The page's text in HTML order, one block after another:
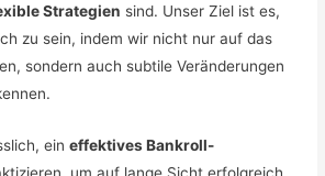
Strategien sind. Unser Ziel ist es,
zu sein, indem wir nicht nur auf das
sondern auch subtile Veränderungen
eineffektives Bankroll-
um auf lange Sicht erfolgreich